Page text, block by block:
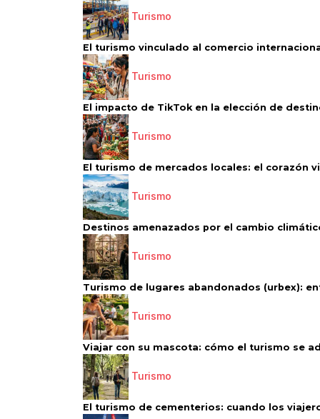
Turismo
El turismo vinculado al comercio
Turismo
El impacto de TikTok en la elección de
Turismo
El turismo de mercados locales: el corazón
Turismo
Destinos amenazados por el cambio
Turismo
Turismo de lugares abandonados (urbex):
Turismo
Viajar con su mascota: cómo el turismo se
Turismo
El turismo de cementerios: cuando los